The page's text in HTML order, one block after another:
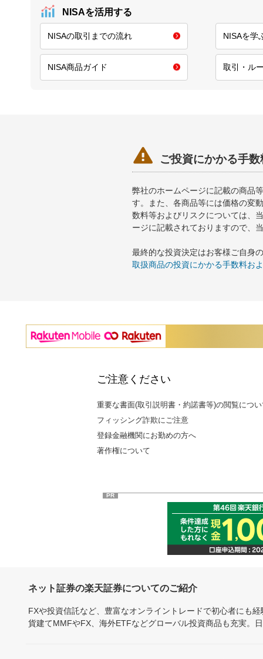
NISAを活用する
NISAの取引までの流れ NISAを学
NISA商品ガイド 取引・ル
 ご投資にかかる手
弊社のホームページに記載の商品
す。また、各商品等には価格の変
数料等およびリスクについては、
ージに記載されておりますので、
最終的な投資決定はお客様ご自身
取扱商品の投資にかかる手数料お
ご注意ください
重要な書面(取引説明書・約諾書等)の閲覧につ
フィッシング詐欺にご注意
登録金融機関にお勤めの方へ
著作権について
PR
ネット証券の楽天証券についてのご紹介
FXや投資信託など、豊富なオンライントレードで初心者にも
貨建てMMFやFX、海外ETFなどグローバル投資商品も充実。